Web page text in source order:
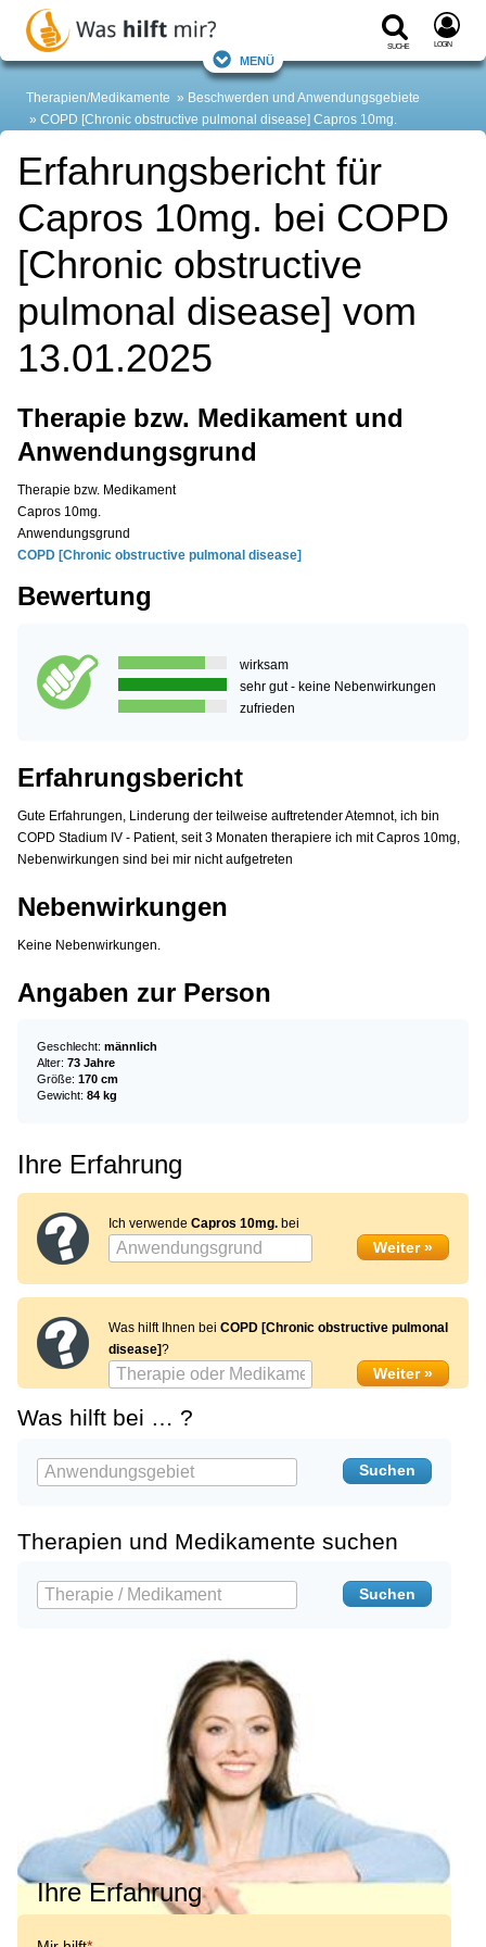
Suche Login
Menü
Therapien/Medikamente
Beschwerden und Anwendungsgebiete
COPD [Chronic obstructive pulmonal disease] Capros 10mg.
Erfahrungsbericht für
Capros 10mg. bei COPD
[Chronic obstructive
pulmonal disease] vom
13.01.2025
Therapie bzw. Medikament und
Anwendungsgrund
Therapie bzw. Medikament
Capros 10mg.
Anwendungsgrund
COPD [Chronic obstructive pulmonal disease]
Bewertung
wirksam
sehr gut - keine Nebenwirkungen
zufrieden
Erfahrungsbericht
Gute Erfahrungen, Linderung der teilweise auftretender Atemnot, ich bin
COPD Stadium IV - Patient, seit 3 Monaten therapiere ich mit Capros 10mg,
Nebenwirkungen sind bei mir nicht aufgetreten
Nebenwirkungen
Keine Nebenwirkungen.
Angaben zur Person
Geschlecht: männlich
Alter: 73 Jahre
Größe: 170 cm
Gewicht: 84 kg
Ihre Erfahrung
Ich verwende Capros 10mg. bei
Was hilft Ihnen bei COPD [Chronic obstructive pulmonal
disease]?
Was hilft bei … ?
Therapien und Medikamente suchen
Ihre Erfahrung